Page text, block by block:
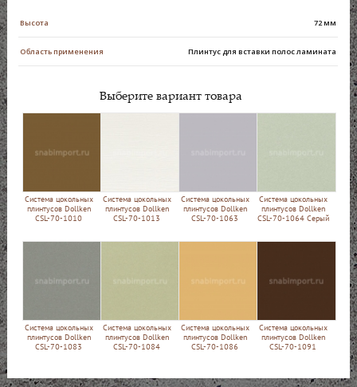
Высота 72 мм
Область применения Плинтус для вставки полос ламината
Выберите вариант товара
Cистема цокольных
плинтусов Dollken
CSL-70-1010
Cистема цокольных
плинтусов Dollken
CSL-70-1013
Cистема цокольных
плинтусов Dollken
CSL-70-1063
Cистема цокольных
плинтусов Dollken
CSL-70-1064 Серый
Cистема цокольных
плинтусов Dollken
CSL-70-1083
Cистема цокольных
плинтусов Dollken
CSL-70-1084
Cистема цокольных
плинтусов Dollken
CSL-70-1086
Cистема цокольных
плинтусов Dollken
CSL-70-1091